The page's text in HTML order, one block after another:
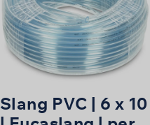
Slang PVC | 6 x 10